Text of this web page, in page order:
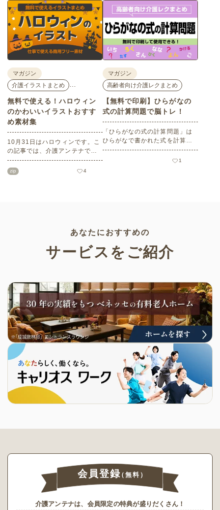
介護・医療・健康の“学び・体
験・相談”が一度にできる、見ど
ころ満載のイベントの様子をレ
ポートします。
も紹介しているので、介護施設
などでの外出アクティビティの
事前チェックの際にぜひ参考に
してください。
マガジン
介護イラストまとめ
…
無料で使える！ハロウィン
のかわいいイラストおすす
め素材集
10月31日はハロウィンです。こ
の記事では、介護アンテナで扱
う高齢者向けイラスト素材か
ら、ハロウィンにちなんだおば
zip 4
マガジン
高齢者向け介護レクまとめ
【無料で印刷】ひらがなの
式の計算問題で脳トレ！
「ひらがなの式の計算問題」は
ひらがなで書かれた式を計算す
る問題です。想像力やワーキン
グメモリのトレーニングとして
1
あなたにおすすめの
サービスをご紹介
会員登録（無料）
介護アンテナは、会員限定の特典が盛りだくさん！